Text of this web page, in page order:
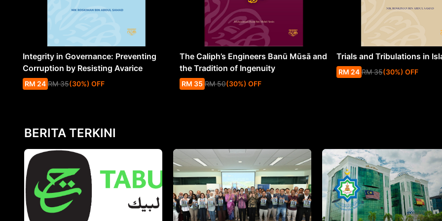
Integrity in Governance: Preventing
Corruption by Resisting Avarice
RM 24 RM 35(30%) OFF
The Caliph’s Engineers Banū Mūsā and
the Tradition of Ingenuity
RM 35 RM 50(30%) OFF
Trials and Tribulations in
RM 24 RM 35(30%) OFF
BERITA TERKINI